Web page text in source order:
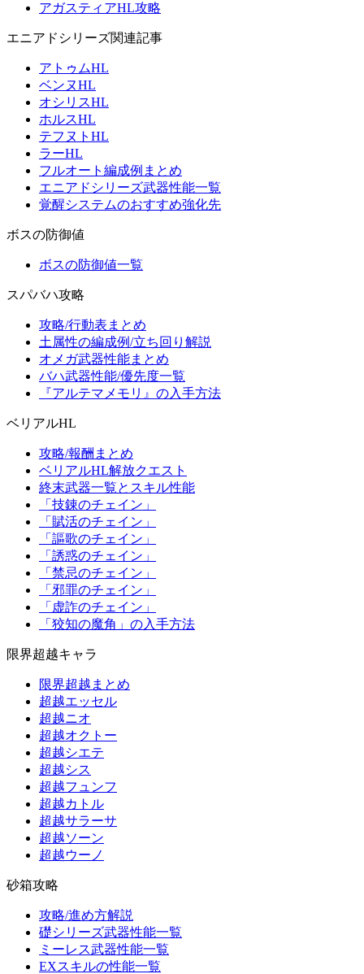
アガスティアHL攻略
エニアドシリーズ関連記事
アトゥムHL
ベンヌHL
オシリスHL
ホルスHL
テフヌトHL
ラーHL
フルオート編成例まとめ
エニアドシリーズ武器性能一覧
覚醒システムのおすすめ強化先
ボスの防御値
ボスの防御値一覧
スパバハ攻略
攻略/行動表まとめ
土属性の編成例/立ち回り解説
オメガ武器性能まとめ
バハ武器性能/優先度一覧
『アルテマメモリ』の入手方法
ベリアルHL
攻略/報酬まとめ
ベリアルHL解放クエスト
終末武器一覧とスキル性能
「技錬のチェイン」
「賦活のチェイン」
「謳歌のチェイン」
「誘惑のチェイン」
「禁忌のチェイン」
「邪罪のチェイン」
「虚詐のチェイン」
「狡知の魔角」の入手方法
限界超越キャラ
限界超越まとめ
超越エッセル
超越ニオ
超越オクトー
超越シエテ
超越シス
超越フュンフ
超越カトル
超越サラーサ
超越ソーン
超越ウーノ
砂箱攻略
攻略/進め方解説
礎シリーズ武器性能一覧
ミーレス武器性能一覧
EXスキルの性能一覧